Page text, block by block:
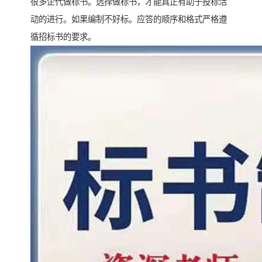
很多企代做标书。选择做标书，才能真正有助于投标活
动的进行。如果编制不好标。应答的顺序和格式严格遵
循招标书的要求。